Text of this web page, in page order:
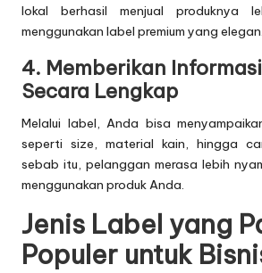
lokal berhasil menjual produknya
menggunakan label premium yang elegan.
4. Memberikan
Secara Lengkap
Melalui label, Anda bisa
seperti size, material kain, hingga
sebab itu, pelanggan merasa lebih
menggunakan produk Anda.
Jenis Label yang
Populer untuk